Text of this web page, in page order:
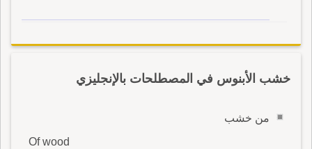
خشب الأبنوس في المصطلحات بالإنجليزي
من خشب
Of wood